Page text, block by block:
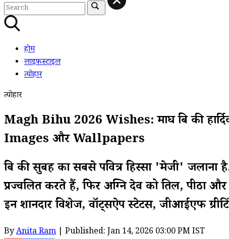
होम
लाइफस्टाइल
त्योहार
त्योहार
Magh Bihu 2026 Wishes: माघ बिहू की
Images और Wallpapers
बिहू की सुबह का सबसे पवित्र हिस्सा 'मेजी'
प्रज्वलित करते हैं, फिर अग्नि देव को तिल, पीठा
इन शानदार विशेज, वॉट्सऐप स्टेटस, जीआईएफ
ByAnita Ram | Published: Jan 14, 2026 03:00 PM IST